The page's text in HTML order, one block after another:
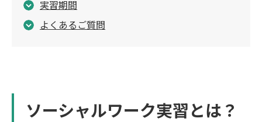
実習期間
よくあるご質問
ソーシャルワーク実習とは？